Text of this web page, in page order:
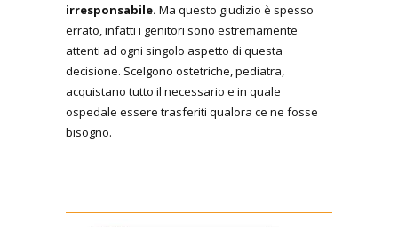
irresponsabile. Ma questo giudizio è spesso
errato, infatti i genitori sono estremamente
attenti ad ogni singolo aspetto di questa
decisione. Scelgono ostetriche, pediatra,
acquistano tutto il necessario e in quale
ospedale essere trasferiti qualora ce ne fosse
bisogno.